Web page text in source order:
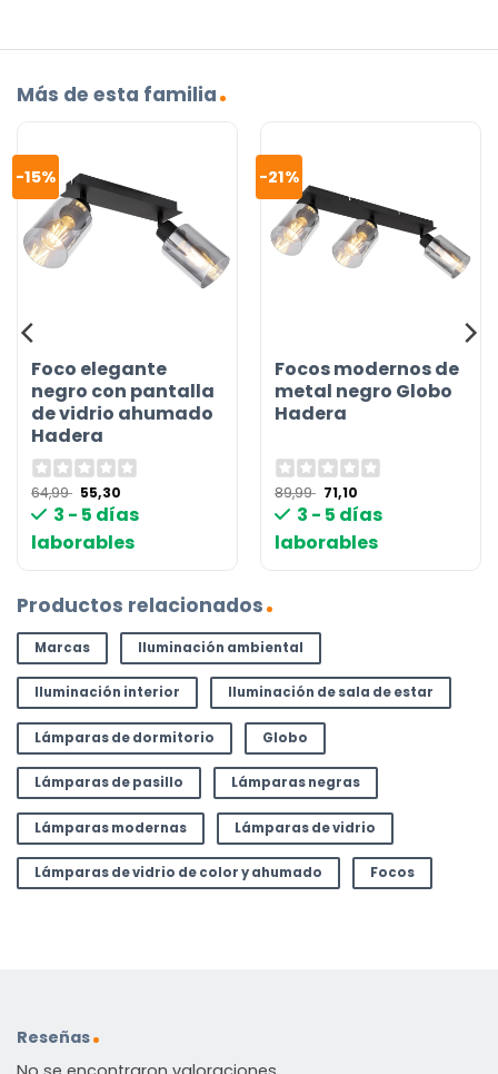
Más de esta familia
-15%
Foco elegante
negro con pantalla
de vidrio ahumado
Hadera
64,99 El
precio
original
era:
64,99 €.
55,30
actual
55,30 €.
3 - 5 días
laborables
-21%
Focos modernos de
metal negro Globo
Hadera
89,99 El
precio
original
era:
89,99 €.
71,10
actual
71,10 €.
3 - 5 días
laborables
Productos relacionados
Marcas Iluminación ambiental
Iluminación interior Iluminación de sala de estar
Lámparas de dormitorio Globo
Lámparas de pasillo Lámparas negras
Lámparas modernas Lámparas de vidrio
Lámparas de vidrio de color y ahumado Focos
Reseñas